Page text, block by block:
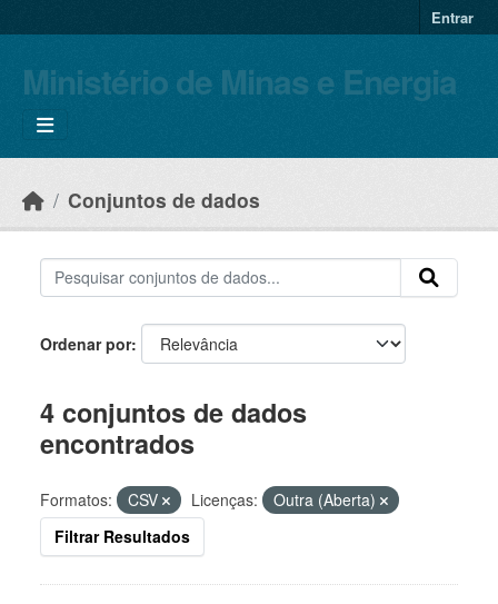
Entrar
Ministério de Minas e Energia
Conjuntos de dados
Ordenar por
4 conjuntos de dados
encontrados
Formatos: CSV Licenças:
Outra (Aberta)
Filtrar Resultados